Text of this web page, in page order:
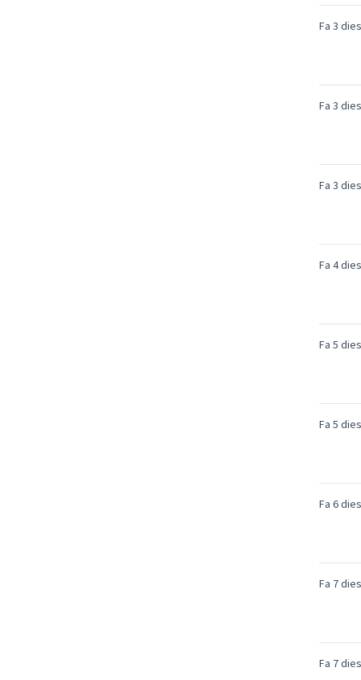
Fa 3 dies
Fa 3 dies
Fa 3 dies
Fa 4 dies
Fa 5 dies
Fa 5 dies
Fa 6 dies
Fa 7 dies
Fa 7 dies